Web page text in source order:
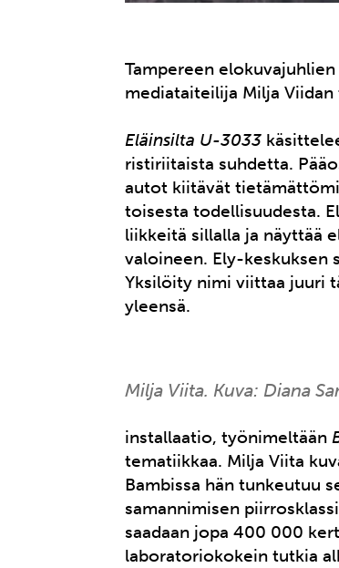
Tampereen
mediataiteilija Milja
Eläinsilta U-3033
ristiriitaista suhdetta.
autot kiitävät
toisesta todellisuudesta.
liikkeitä sillalla ja näyttää
valoineen. Ely-keskuksen
Yksilöity nimi viittaa juuri
yleensä.
Milja Viita. Kuva: Diana
installaatio, työnimeltään
tematiikkaa. Milja Viita
Bambissa hän tunkeutuu
samannimisen
saadaan jopa 400 000
laboratoriokokein tutkia